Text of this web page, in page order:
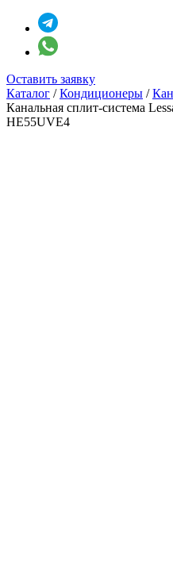
Оставить заявку
Каталог /Кондиционеры /
Канальная сплит-система
HE55UVE4